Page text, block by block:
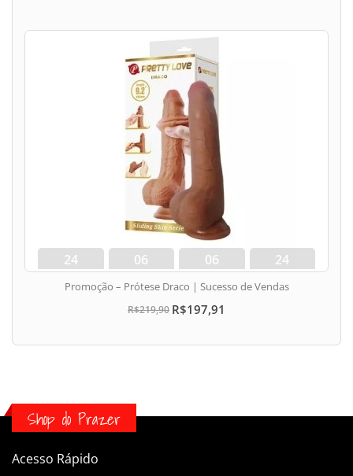
24
dias
06
hora
06
min
24
seg
Promoção – Prótese Draco | Sucesso de Vendas
R$219,90 R$197,91
Shop do Prazer
Acesso Rápido